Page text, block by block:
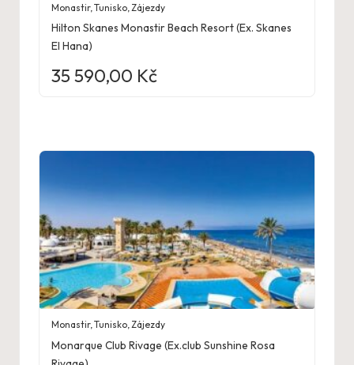
Monastir,Tunisko Zájezdy
Hilton Skanes Monastir Beach Resort (Ex. Skanes
El Hana)
35 590,00 Kč
Monastir,Tunisko,Zájezdy
Monarque Club Rivage (Ex.club Sunshine Rosa